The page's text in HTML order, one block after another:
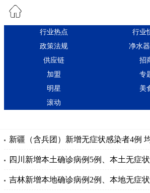
行业热点 行业
政策法规
净水
供应链
招
加盟
专
明星
美
滚动
新疆（含兵团）新增无症状感染者4例
四川新增本土确诊病例5例、本土无症
吉林新增本地确诊病例2例、本地无症